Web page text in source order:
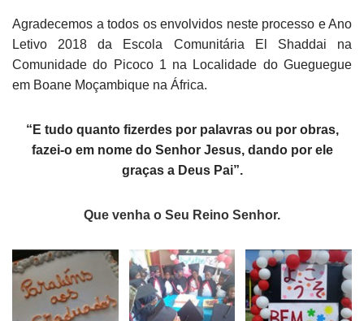
Agradecemos a todos os envolvidos neste processo e Ano
Letivo 2018 da Escola Comunitária El Shaddai na
Comunidade do Picoco 1 na Localidade do Gueguegue
em Boane Moçambique na África.
“E tudo quanto fizerdes por palavras ou por obras,
fazei-o em nome do Senhor Jesus, dando por ele
graças a Deus Pai”.
Que venha o Seu Reino Senhor.